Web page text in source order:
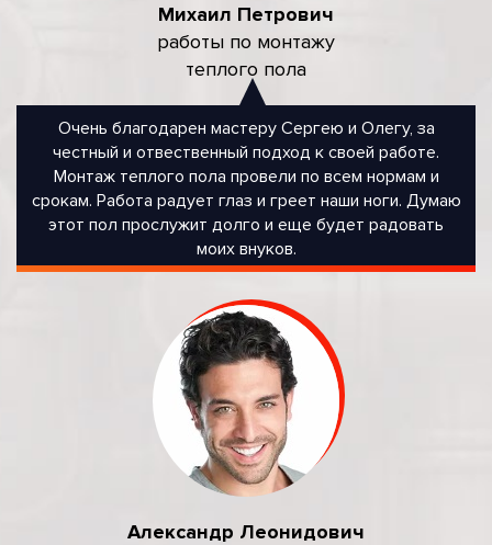
Михаил Петрович
работы по монтажу
теплого пола
Очень благодарен мастеру Сергею и Олегу, за
честный и отвественный подход к своей работе.
Монтаж теплого пола провели по всем нормам и
срокам. Работа радует глаз и греет наши ноги. Думаю
этот пол прослужит долго и еще будет радовать
моих внуков.
Александр Леонидович